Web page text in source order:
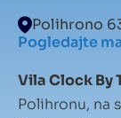
Polihrono
Pogledajte
Vila Clock By
Polihronu, na